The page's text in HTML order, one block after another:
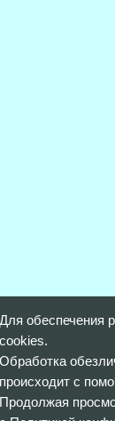
Для обеспечения
cookies.
Обработка
происходит с
Продолжая